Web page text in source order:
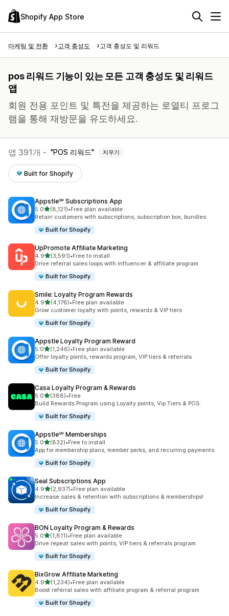
Shopify App Store
마케팅 및 전환 고객 충성도 고객 충성도 및 리워드
pos 리워드 기능이 있는 모든 고객 충성도 및 리워드
앱
회원 전용 포인트 및 특전을 제공하는 로열티 프로그
램을 통해 재방문을 유도하세요.
앱 391개 - POS 리워드 지우기
Built for Shopify
Appstle℠ Subscriptions App
5.0별 5개 중
(8,121)
총 리뷰 8121개
•Free plan available
Retain customers with subscriptions, subscription box, bundles
Built for Shopify
UpPromote Affiliate Marketing
4.9별 5개 중
(3,591)
총 리뷰 3591개
•Free to install
Drive referral sales loops with influencer & affiliate program
Built for Shopify
Smile: Loyalty Program Rewards
4.9별 5개 중
(4,176)
총 리뷰 4176개
•Free plan available
Grow customer loyalty with points, rewards & VIP tiers
Built for Shopify
Appstle Loyalty Program Reward
5.0별 5개 중
(1,246)
총 리뷰 1246개
•Free plan available
Offer loyalty points, rewards program, VIP tiers & referrals
Built for Shopify
Casa Loyalty Program & Rewards
5.0별 5개 중
(388)
총 리뷰 388개
•Free
Build Rewards Program using Loyalty points, Vip Tiers & POS.
Built for Shopify
Appstle℠ Memberships
5.0별 5개 중
(832)
총 리뷰 832개
•Free to install
App for membership plans, member perks, and recurring payments
Built for Shopify
Seal Subscriptions App
4.9별 5개 중
(2,937)
총 리뷰 2937개
•Free plan available
Increase sales & retention with subscriptions & memberships!
Built for Shopify
BON Loyalty Program & Rewards
5.0별 5개 중
(1,811)
총 리뷰 1811개
•Free plan available
Drive repeat sales with points, VIP tiers & referrals program
Built for Shopify
BixGrow Affiliate Marketing
4.9별 5개 중
(1,234)
총 리뷰 1234개
•Free plan available
Boost referral sales with affiliate program & referral program
Built for Shopify